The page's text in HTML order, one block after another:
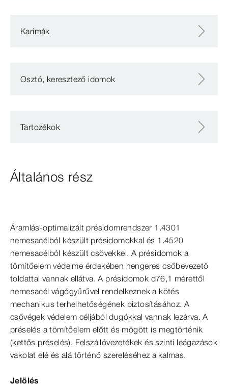
Karimák
Osztó, keresztező idomok
Tartozékok
Általános rész
Áramlás-​optimalizált présidomrendszer 1.4301
nemesacélból készült présidomokkal és 1.4520
nemesacélból készült csövekkel. A présidomok a
tömítőelem védelme érdekében hengeres csőbevezető
toldattal vannak ellátva. A présidomok d76,1 mérettől
nemesacél vágógyűrűvel rendelkeznek a kötés
mechanikus terhelhetőségének biztosításához. A
csővégek védelem céljából dugókkal vannak lezárva. A
préselés a tömítőelem előtt és mögött is megtörténik
(kettős préselés). Felszállóvezetékek és szinti leágazások
vakolat elé és alá történő szereléséhez alkalmas.
Jelölés